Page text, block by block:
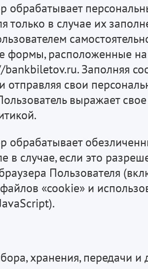
обрабатывает
только в случае их
формы, расположенные на
bankbiletov.ru. Заполняя
свои
выражает свое
обрабатывает
в случае, если это
Пользователя
«cookie» и
хранения, передачи и